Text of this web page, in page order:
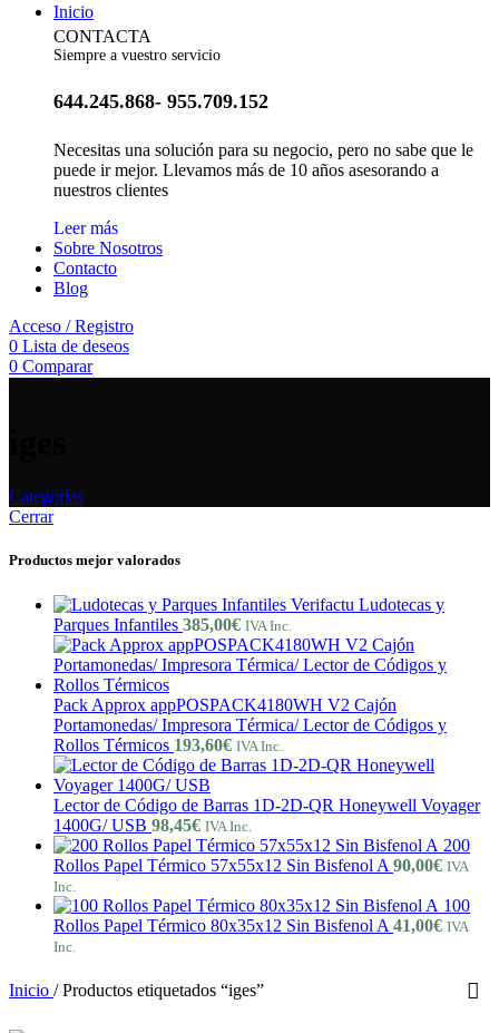
Inicio
CONTACTA
Siempre a vuestro servicio
644.245.868- 955.709.152
Necesitas una solución para su negocio, pero no sabe que le
puede ir mejor. Llevamos más de 10 años asesorando a
nuestros clientes
Leer más
Sobre Nosotros
Contacto
Blog
Acceso / Registro
0 Lista de deseos
0 Comparar
Categorías
Cerrar
Productos mejor valorados
Verifactu Ludotecas y
Parques Infantiles 385,00€ IVA Inc.
Pack Approx appPOSPACK4180WH V2 Cajón
Portamonedas/ Impresora Térmica/ Lector de Códigos y
Rollos Térmicos 193,60€ IVA Inc.
Lector de Código de Barras 1D-2D-QR Honeywell Voyager
1400G/ USB 98,45€ IVA Inc.
200
Rollos Papel Térmico 57x55x12 Sin Bisfenol A 90,00€ IVA
Inc.
100
Rollos Papel Térmico 80x35x12 Sin Bisfenol A 41,00€ IVA
Inc.
Inicio / Productos etiquetados “iges”